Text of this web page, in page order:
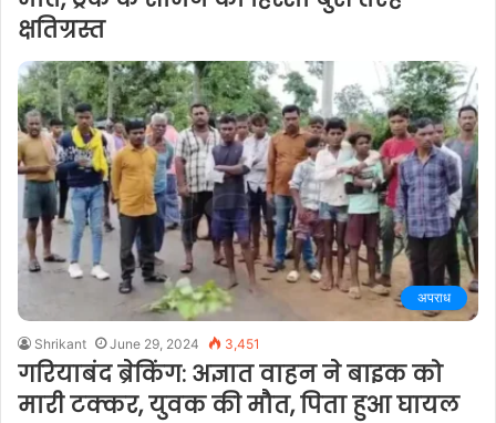
क्षतिग्रस्त
अपराध
Shrikant June 29, 2024 3,451
गरियाबंद ब्रेकिंग: अज्ञात वाहन ने बाइक को
मारी टक्कर, युवक की मौत, पिता हुआ घायल